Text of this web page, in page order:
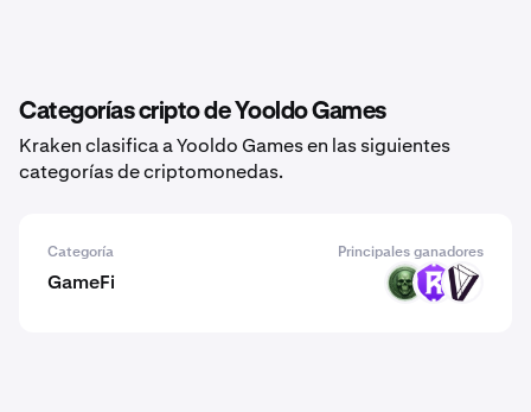
Categorías cripto de Yooldo Games
Kraken clasifica a Yooldo Games en las siguientes
categorías de criptomonedas.
Categoría Principales ganadores
GameFi SURVIVOR RST DVI